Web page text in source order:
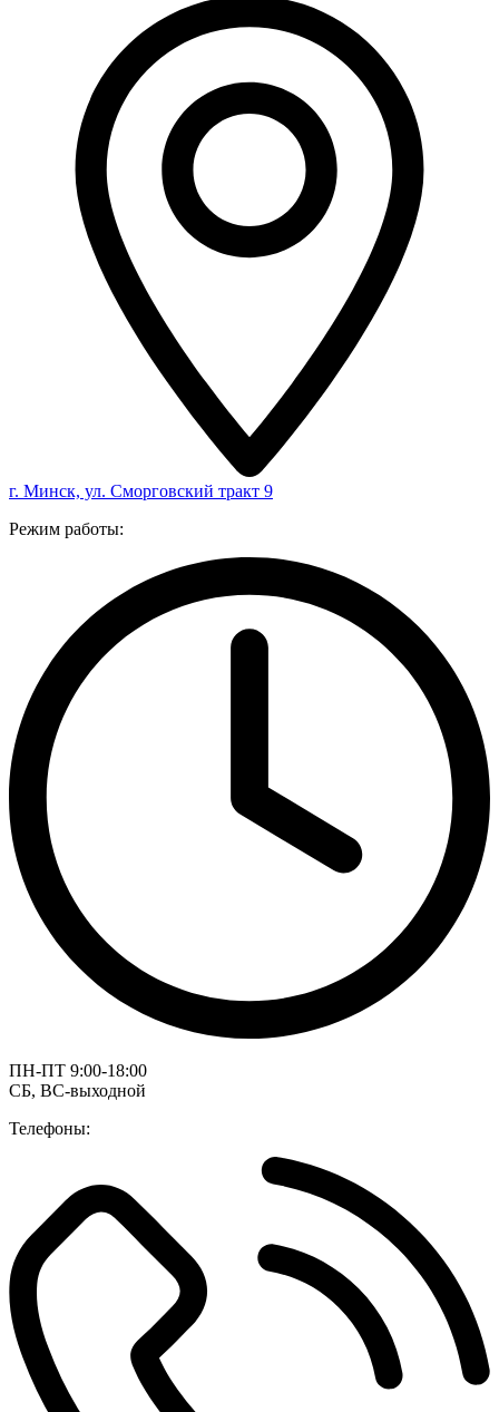
г. Минск, ул. Сморговский тракт 9
Режим работы:
ПН-ПТ 9:00-18:00
СБ, ВС-выходной
Телефоны: